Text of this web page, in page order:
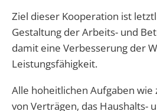
Ziel dieser Kooperation ist
Gestaltung der Arbeits- und
damit eine Verbesserung der
Leistungsfähigkeit.
Alle hoheitlichen Aufgaben wie
von Verträgen, das Haushalts-